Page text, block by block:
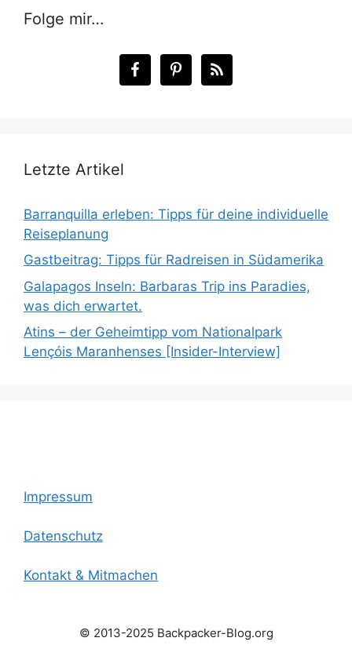
Folge mir…
Letzte Artikel
Barranquilla erleben: Tipps für deine individuelle
Reiseplanung
Gastbeitrag: Tipps für Radreisen in Südamerika
Galapagos Inseln: Barbaras Trip ins Paradies,
was dich erwartet.
Atins – der Geheimtipp vom Nationalpark
Lençóis Maranhenses [Insider-Interview]
Impressum
Datenschutz
Kontakt & Mitmachen
© 2013-2025 Backpacker-Blog.org